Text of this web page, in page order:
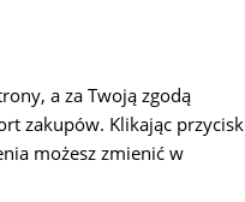
montażu nie ma potrzeby
a za Twoją zgodą
zakupów. Klikając przycisk
możesz zmienić w